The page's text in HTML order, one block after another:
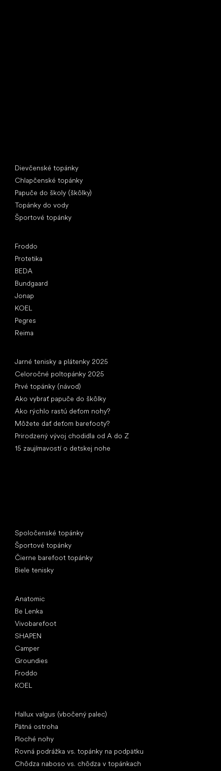
Dievčenské topánky
Chlapčenské topánky
Papuče do školy (škôlky)
Topánky do vody
Športové topánky
Froddo
Protetika
BEDA
Bundgaard
Jonap
KOEL
Pegres
Reima
Jarné tenisky a plátenky 2025
Celoročné poltopánky 2025
Prvé topánky (návod)
Ako vybrať papuče do škôlky
Ako rýchlo rastú deťom nohy?
Môžete dať deťom barefooty?
Prirodzený vývoj chodidla od A do Z
15 zaujímavostí o detskej nohe
Spoločenské topánky
Športové topánky
Čierne barefoot topánky
Biele tenisky
Anatomic
Be Lenka
Vivobarefoot
SHAPEN
Camper
Groundies
Froddo
KOEL
Hallux valgus (vbočený palec)
Pätná ostroha
Ploché nohy
Rovná podrážka vs. topánky na podpätku
Chôdza naboso vs. chôdza v topánkach